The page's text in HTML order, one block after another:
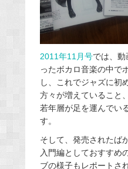
2011年11月号では、動
ったボカロ音楽の中で
し、これでジャズに初
方々が増えていること
若年層が足を運んでい
す。
そして、発売されたば
入門編としておすすめ
ブの様子もレポートさ